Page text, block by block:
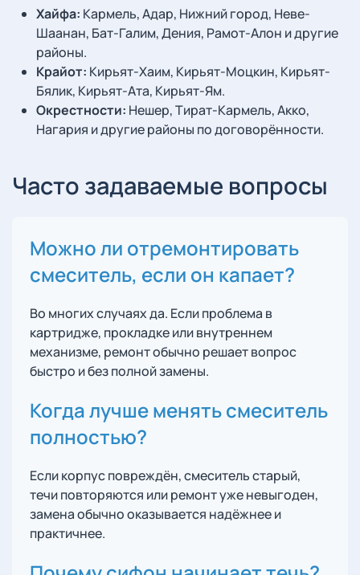
Хайфа: Кармель, Адар, Нижний город, Неве-
Шаанан, Бат-Галим, Дения, Рамот-Алон и другие
районы.
Крайот: Кирьят-Хаим, Кирьят-Моцкин, Кирьят-
Бялик, Кирьят-Ата, Кирьят-Ям.
Окрестности: Нешер, Тират-Кармель, Акко,
Нагария и другие районы по договорённости.
Часто задаваемые вопросы
Можно ли отремонтировать
смеситель, если он капает?
Во многих случаях да. Если проблема в
картридже, прокладке или внутреннем
механизме, ремонт обычно решает вопрос
быстро и без полной замены.
Когда лучше менять смеситель
полностью?
Если корпус повреждён, смеситель старый,
течи повторяются или ремонт уже невыгоден,
замена обычно оказывается надёжнее и
практичнее.